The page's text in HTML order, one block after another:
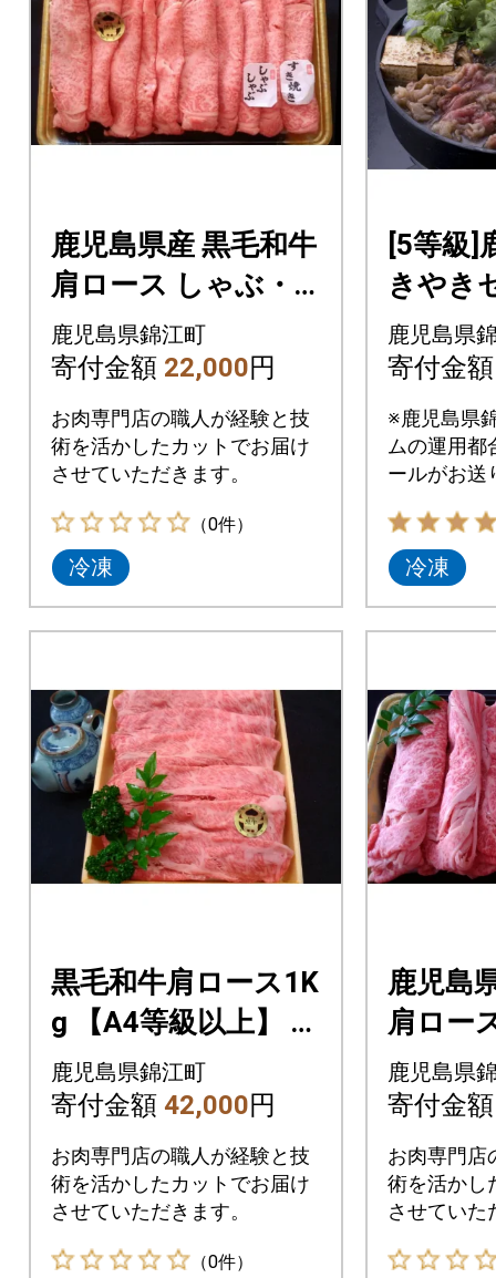
鹿児島県産 黒毛和牛
肩ロース しゃぶ・
すき肉 500g (No.20
03-1)
鹿児島県錦江町
寄付金額 22,000円
お肉専門店の職人が経験と技
術を活かしたカットでお届け
させていただきます。
（0件）
冷凍
[5等級]
きやき
007-1)
鹿児島県
寄付金
※鹿児島県
ムの運用都
ールがお送
ようお願い
冷凍
黒毛和牛肩ロース1K
g 【A4等級以上】 N
o.4016-1
鹿児島県錦江町
寄付金額 42,000円
お肉専門店の職人が経験と技
術を活かしたカットでお届け
させていただきます。
（0件）
鹿児島
肩ロー
すき
0-1)
鹿児島県
寄付金
お肉専門店
術を活かし
させていた